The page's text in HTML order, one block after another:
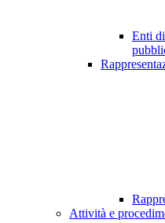
Enti
Attività e